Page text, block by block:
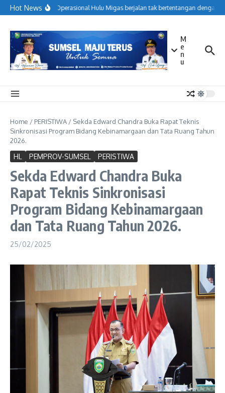
Lewati ke konten
Hot NewsMenjaga Operasional Hulu Migas berjalan tak bertentangan dengan
M
e
n
u
Home / PERISTIWA / Sekda Edward Chandra Buka Rapat Teknis
Sinkronisasi Program Bidang Kebinamargaan dan Tata Ruang Tahun
2026.
HL PEMPROV-SUMSEL PERISTIWA
Sekda Edward Chandra Buka
Rapat Teknis Sinkronisasi
Program Bidang Kebinamargaan
dan Tata Ruang Tahun 2026.
25/02/2025